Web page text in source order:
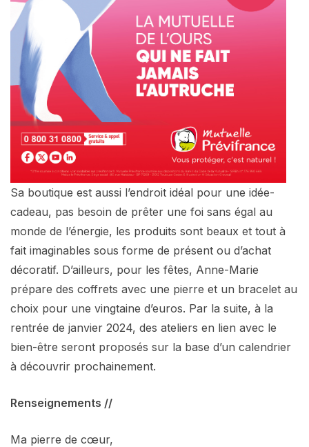
Sa boutique est aussi l’endroit idéal pour une idée-
cadeau, pas besoin de prêter une foi sans égal au
monde de l’énergie, les produits sont beaux et tout à
fait imaginables sous forme de présent ou d’achat
décoratif. D’ailleurs, pour les fêtes, Anne-Marie
prépare des coffrets avec une pierre et un bracelet au
choix pour une vingtaine d’euros. Par la suite, à la
rentrée de janvier 2024, des ateliers en lien avec le
bien-être seront proposés sur la base d’un calendrier
à découvrir prochainement.
Renseignements //
Ma pierre de cœur,